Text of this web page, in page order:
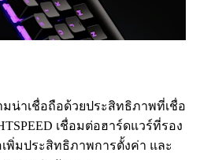
น่าเชื่อถือด้วยประสิทธิภาพที่เชื่อ
เชื่อมต่อฮาร์ดแวร์ที่รอง
เพิ่มประสิทธิภาพการตั้งค่า และ